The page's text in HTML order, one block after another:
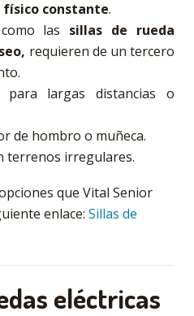
constante.
las sillas de rueda
requieren de un tercero
para largas distancias o
de hombro o muñeca.
terrenos irregulares.
que Vital Senior
enlace: Sillas de
eléctricas